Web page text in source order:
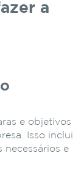
a
e objetivos
Isso inclui
e